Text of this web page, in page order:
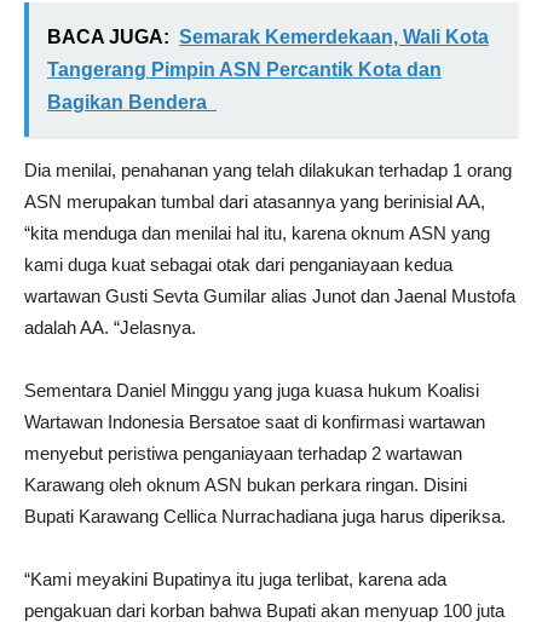
BACA JUGA: Semarak Kemerdekaan, Wali Kota
Tangerang Pimpin ASN Percantik Kota dan
Bagikan Bendera
Dia menilai, penahanan yang telah dilakukan terhadap 1 orang
ASN merupakan tumbal dari atasannya yang berinisial AA,
“kita menduga dan menilai hal itu, karena oknum ASN yang
kami duga kuat sebagai otak dari penganiayaan kedua
wartawan Gusti Sevta Gumilar alias Junot dan Jaenal Mustofa
adalah AA. “Jelasnya.
Sementara Daniel Minggu yang juga kuasa hukum Koalisi
Wartawan Indonesia Bersatoe saat di konfirmasi wartawan
menyebut peristiwa penganiayaan terhadap 2 wartawan
Karawang oleh oknum ASN bukan perkara ringan. Disini
Bupati Karawang Cellica Nurrachadiana juga harus diperiksa.
“Kami meyakini Bupatinya itu juga terlibat, karena ada
pengakuan dari korban bahwa Bupati akan menyuap 100 juta